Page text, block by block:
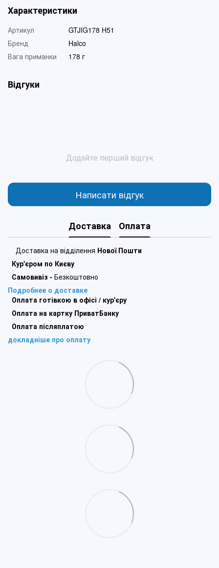
Характеристики
Артикул
GTJIG178 H51
Бренд
Halco
Вага приманки
178 г
Відгуки
Додайте перший відгук
Написати відгук
Доставка Оплата
Доставка на відділення Нової Пошти
Кур'єром по Києву
Самовивіз - Безкоштовно
Подробнее о доставке
Оплата готівкою в офісі / кур'єру
Оплата на картку ПриватБанку
Оплата післяплатою
докладніше про оплату